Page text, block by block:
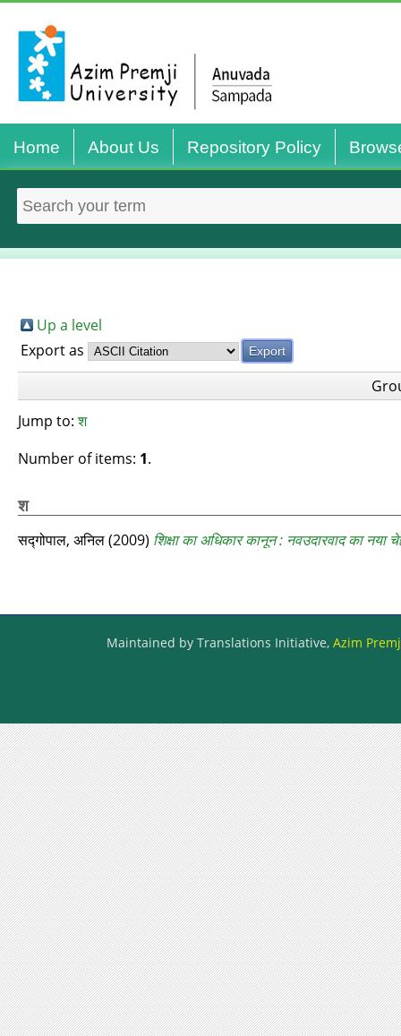
Home About Us Repository Policy
Up a level
Export as
Jump to:श
Number of items: 1.
श
सद्गोपाल, अनिल(2009) शिक्षा का अधिकार कानून : नवउदारवाद का नया
Maintained by Translations Initiative, Azim